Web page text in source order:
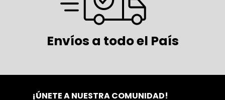
Envíos a todo el País
¡ÚNETE A NUESTRA COMUNIDAD!